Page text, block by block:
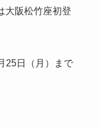
大阪松竹座初登
25日（月）まで